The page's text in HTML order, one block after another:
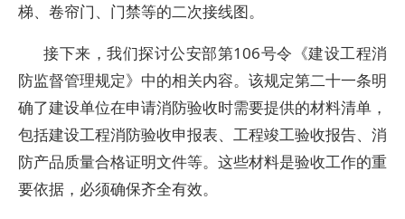
梯、卷帘门、门禁等的二次接线图。
接下来，我们探讨公安部第106号令《建设工程消
防监督管理规定》中的相关内容。该规定第二十一条明
确了建设单位在申请消防验收时需要提供的材料清单，
包括建设工程消防验收申报表、工程竣工验收报告、消
防产品质量合格证明文件等。这些材料是验收工作的重
要依据，必须确保齐全有效。